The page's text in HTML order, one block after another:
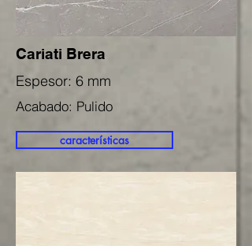
Cariati Brera
Espesor: 6 mm
Acabado: Pulido
características